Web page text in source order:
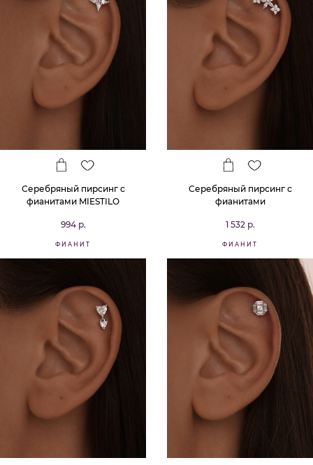
Серебряный пирсинг с
фианитами MIESTILO
994 р.
ФИАНИТ
Серебряный пирсинг с
фианитами
1 532 р.
ФИАНИТ